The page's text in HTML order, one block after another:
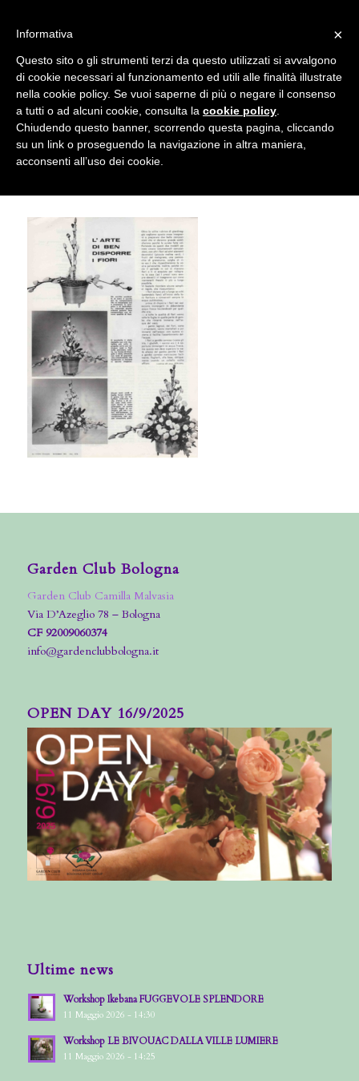
Camilla Malvasia Articolo in La Cucina
Italiana, Novembre 1965
Garden Club Bologna
Garden Club Camilla Malvasia
Via D’Azeglio 78 – Bologna
CF 92009060374
info@gardenclubbologna.it
OPEN DAY 16/9/2025
Ultime news
Workshop Ikebana FUGGEVOLE SPLENDORE
11 Maggio 2026 - 14:30
Workshop LE BIVOUAC DALLA VILLE LUMIERE
11 Maggio 2026 - 14:25
accetta l'uso dei cookies previsto nella pagina dedicata.
Fai clic per abilitare/disabilitare il tracciamento di
Google Analytics.
OK Privacy e cookie policy
×
Informativa
Questo sito o gli strumenti terzi da questo utilizzati si avvalgono
di cookie necessari al funzionamento ed utili alle finalità illustrate
nella cookie policy. Se vuoi saperne di più o negare il consenso
a tutti o ad alcuni cookie, consulta la cookie policy
Chiudendo questo banner, scorrendo questa pagina, cliccando
su un link o proseguendo la navigazione in altra maniera,
acconsenti all’uso dei cookie.